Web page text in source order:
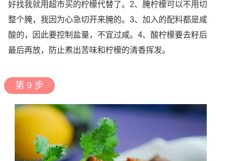
好找我就用超市买的柠檬代替了。2、腌柠檬可以不用切
整个腌，我因为心急切开来腌的。3、加入的配料都是咸
酸的，因此要控制盐量，不宜过咸。4、酸柠檬要去籽后
最后再放，防止煮出苦味和柠檬的清香挥发。
第 9 步